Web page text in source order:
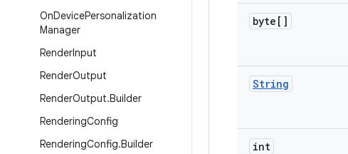
OnDevicePersonalization
Manager
RenderInput
RenderOutput
RenderOutput.Builder
RenderingConfig
RenderingConfig.Builder
byte[]
String
int